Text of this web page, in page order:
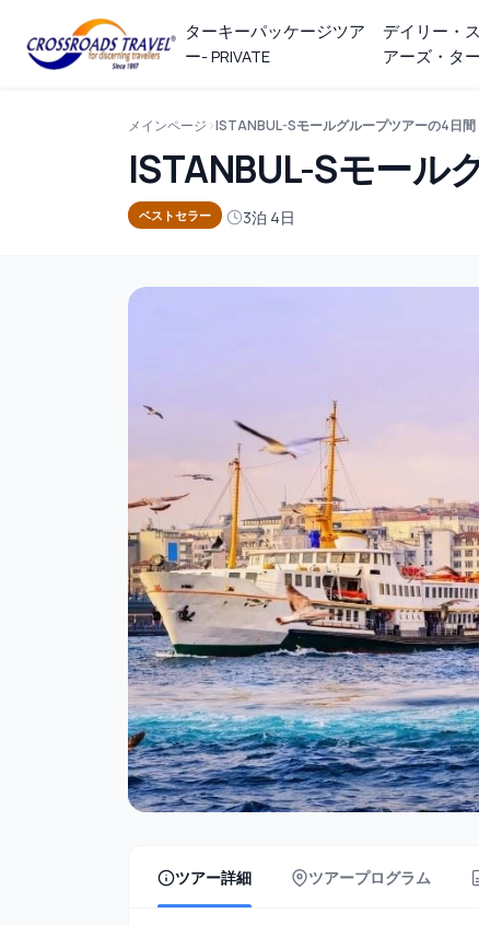
ターキーパッケージツア
ー- PRIVATE
デイリー・
アーズ・タ
メインページ ISTANBUL-Sモールグループツアーの4日間
ISTANBUL-Sモール
ベストセラー 3泊 4日
ツアー詳細 ツアープログラム